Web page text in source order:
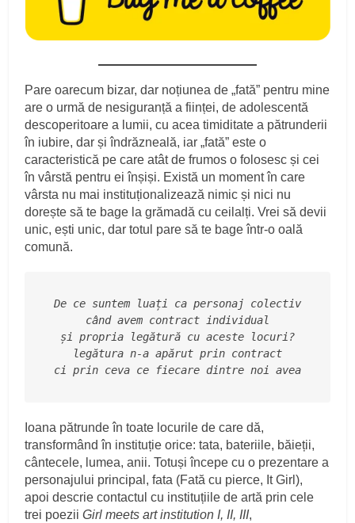
Pare oarecum bizar, dar noțiunea de „fată” pentru mine
are o urmă de nesiguranță a ființei, de adolescentă
descoperitoare a lumii, cu acea timiditate a pătrunderii
în iubire, dar și îndrăzneală, iar „fată” este o
caracteristică pe care atât de frumos o folosesc și cei
în vârstă pentru ei înșiși. Există un moment în care
vârsta nu mai instituționalizează nimic și nici nu
dorește să te bage la grămadă cu ceilalți. Vrei să devii
unic, ești unic, dar totul pare să te bage într-o oală
comună.
De ce suntem luați ca personaj colectiv
când avem contract individual
și propria legătură cu aceste locuri?
legătura n-a apărut prin contract
ci prin ceva ce fiecare dintre noi avea
Ioana pătrunde în toate locurile de care dă,
transformând în instituție orice: tata, bateriile, băieții,
cântecele, lumea, anii. Totuși începe cu o prezentare a
personajului principal, fata (Fată cu pierce, It Girl),
apoi descrie contactul cu instituțiile de artă prin cele
trei poeziiGirl meets art institution I, II, III,